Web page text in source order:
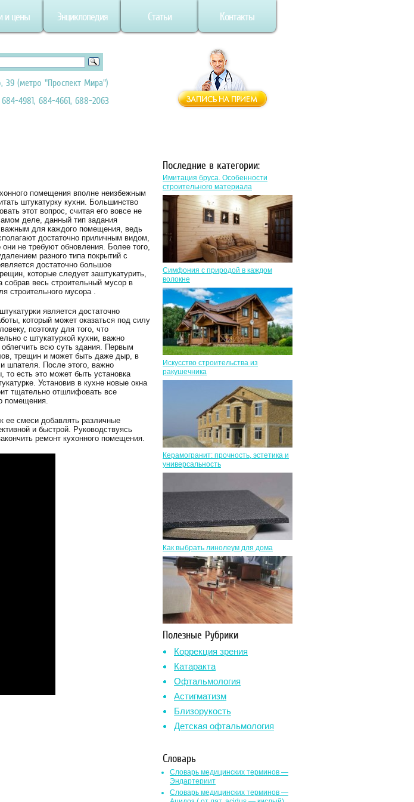
и цены Энциклопедия Статьи Контакты
39 (метро "Проспект Мира")
4981, 684-4661, 688-2063
помещения вполне неизбежным
штукатурку кухни. Большинство
этот вопрос, считая его вовсе не
деле, данный тип задания
важным для каждого помещения, ведь
достаточно приличным видом,
не требуют обновления. Более того,
разного типа покрытий с
достаточно большое
которые следует заштукатурить,
собрав весь строительный мусор в
строительного мусора .
является достаточно
который может оказаться под силу
поэтому для того, что
с штукатуркой кухни, важно
всю суть здания. Первым
трещин и может быть даже дыр, в
шпателя. После этого, важно
есть это может быть установка
Установив в кухне новые окна
тщательно отшлифовать все
помещения.
ее смеси добавлять различные
и быстрой. Руководствуясь
ремонт кухонного помещения.
Последние в категории:
Имитация бруса. Особенности
строительного материала
Симфония с природой в каждом
волокне
Искусство строительства из
ракушечника
Керамогранит: прочность, эстетика и
универсальность
Как выбрать линолеум для дома
Полезные Рубрики
Коррекция зрения
Катаракта
Офтальмология
Астигматизм
Близорукость
Детская офтальмология
Словарь
Словарь медицинских терминов —
Эндартериит
Словарь медицинских терминов —